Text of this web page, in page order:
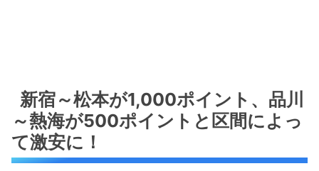
新宿～松本が1,000ポイント、品川
～熱海が500ポイントと区間によっ
て激安に！